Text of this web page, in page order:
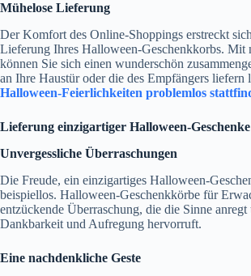
Mühelose Lieferung
Der Komfort des Online-Shoppings erstreckt
Lieferung Ihres Halloween-Geschenkkorbs.
können Sie sich einen wunderschön
an Ihre Haustür oder die des Empfängers liefern
Halloween-Feierlichkeiten problemlos
Lieferung einzigartiger Halloween-
Unvergessliche Überraschungen
Die Freude, ein einzigartiges Halloween-
beispiellos. Halloween-Geschenkkörbe für
entzückende Überraschung, die die Sinne
Dankbarkeit und Aufregung hervorruft.
Eine nachdenkliche Geste